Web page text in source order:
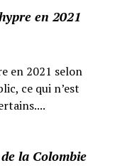
en 2021
en 2021 selon
ce qui n’est
la Colombie